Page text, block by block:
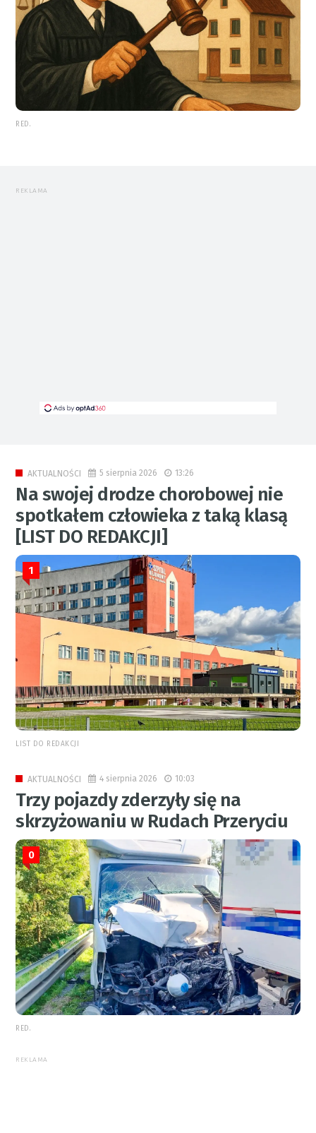
RED.
REKLAMA
AKTUALNOŚCI 5 sierpnia 2026 13:26
Na swojej drodze chorobowej nie
spotkałem człowieka z taką klasą
[LIST DO REDAKCJI]
1
LIST DO REDAKCJI
AKTUALNOŚCI 4 sierpnia 2026 10:03
Trzy pojazdy zderzyły się na
skrzyżowaniu w Rudach Przeryciu
0
RED.
REKLAMA